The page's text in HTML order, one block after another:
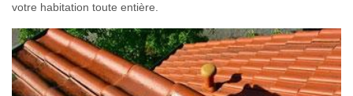
votre habitation toute entière.